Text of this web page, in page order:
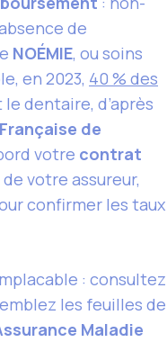
de
NOÉMIE, ou soins
en 2023, 40 % des
dentaire, d’après
de
votre contrat
votre assureur,
confirmer les taux
: consultez
les feuilles de
Maladie